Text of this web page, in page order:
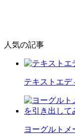
人気の記事
テキストエデ
ヨーグルトメ